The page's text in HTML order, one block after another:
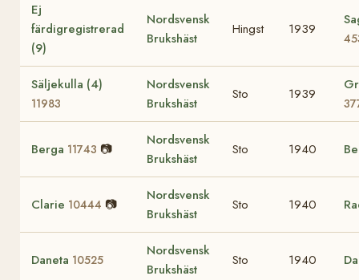
Ej
färdigregistrerad
(9)
Nordsvensk
Brukshäst
Hingst 1939
Säljekulla (4)
11983
Nordsvensk
Brukshäst
Sto 1939
Berga 11743 📷
Nordsvensk
Brukshäst
Sto 1940
Clarie 10444 📷
Nordsvensk
Brukshäst
Sto 1940
Daneta 10525
Nordsvensk
Brukshäst
Sto 1940